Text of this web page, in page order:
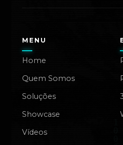
MENU
Home
Quem Somos
Soluções
Showcase
Vídeos